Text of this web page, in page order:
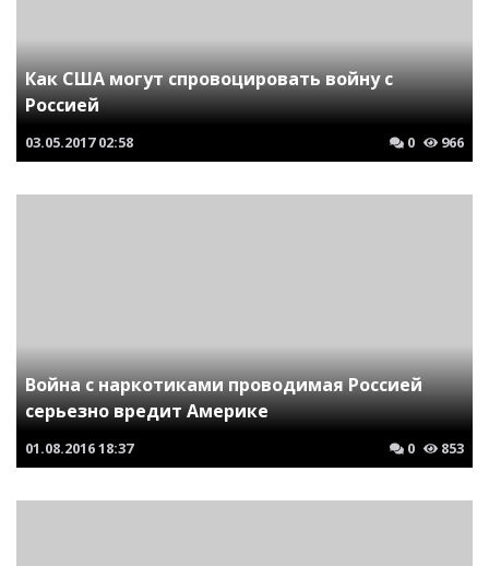
Как США могут спровоцировать войну с
Россией
03.05.2017 02:58 0 966
Война с наркотиками проводимая Россией
серьезно вредит Америке
01.08.201618:37 0 853